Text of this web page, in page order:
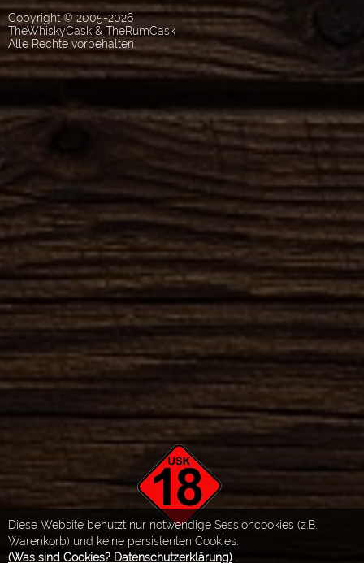
Diese Website benutzt nur notwendige Sessioncookies (z.B.
Warenkorb) und keine persistenten Cookies.
(Was sind Cookies? Datenschutzerklärung)
Copyright © 2005-2026
TheWhiskyCask & TheRumCask
Alle Rechte vorbehalten.